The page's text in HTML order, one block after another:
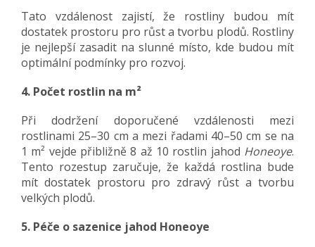
Tato vzdálenost zajistí, že rostliny budou mít
dostatek prostoru pro růst a tvorbu plodů. Rostliny
je nejlepší zasadit na slunné místo, kde budou mít
optimální podmínky pro rozvoj.
4. Počet rostlin na m²
Při dodržení doporučené vzdálenosti mezi
rostlinami 25–30 cm a mezi řadami 40–50 cm se na
1 m² vejde přibližně 8 až 10 rostlin jahod Honeoye.
Tento rozestup zaručuje, že každá rostlina bude
mít dostatek prostoru pro zdravý růst a tvorbu
velkých plodů.
5. Péče o sazenice jahod Honeoye